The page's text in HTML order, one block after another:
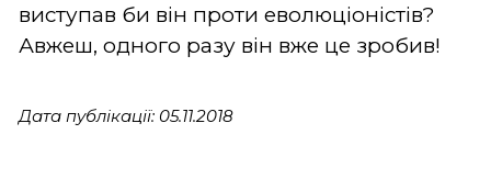
виступав би він проти еволюціоністів?
Авжеш, одного разу він вже це зробив!
Дата публікації: 05.11.2018